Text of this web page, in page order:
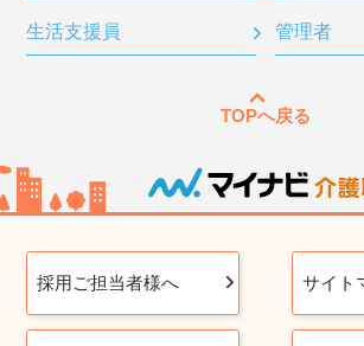
生活支援員 管理者
TOPへ戻る
採用ご担当者様へ サイト